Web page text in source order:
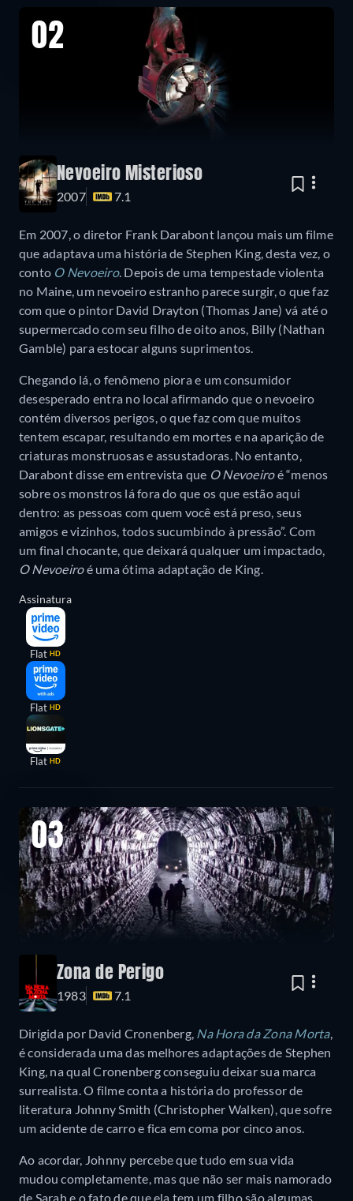
02
Nevoeiro Misterioso
2007 7.1
Em 2007, o diretor Frank Darabont lançou mais um filme
que adaptava uma história de Stephen King, desta vez, o
conto O Nevoeiro. Depois de uma tempestade violenta
no Maine, um nevoeiro estranho parece surgir, o que faz
com que o pintor David Drayton (Thomas Jane) vá até o
supermercado com seu filho de oito anos, Billy (Nathan
Gamble) para estocar alguns suprimentos.
Chegando lá, o fenômeno piora e um consumidor
desesperado entra no local afirmando que o nevoeiro
contém diversos perigos, o que faz com que muitos
tentem escapar, resultando em mortes e na aparição de
criaturas monstruosas e assustadoras. No entanto,
Darabont disse em entrevista que O Nevoeiroé “menos
sobre os monstros lá fora do que os que estão aqui
dentro: as pessoas com quem você está preso, seus
amigos e vizinhos, todos sucumbindo à pressão”. Com
um final chocante, que deixará qualquer um impactado,
O Nevoeiroé uma ótima adaptação de King.
Assinatura
Flat HD
Flat HD
Flat HD
03
Zona de Perigo
1983 7.1
Dirigida por David Cronenberg, Na Hora da Zona Morta,
é considerada uma das melhores adaptações de Stephen
King, na qual Cronenberg conseguiu deixar sua marca
surrealista. O filme conta a história do professor de
literatura Johnny Smith (Christopher Walken), que sofre
um acidente de carro e fica em coma por cinco anos.
Ao acordar, Johnny percebe que tudo em sua vida
mudou completamente, mas que não ser mais namorado
de Sarah e o fato de que ela tem um filho são algumas